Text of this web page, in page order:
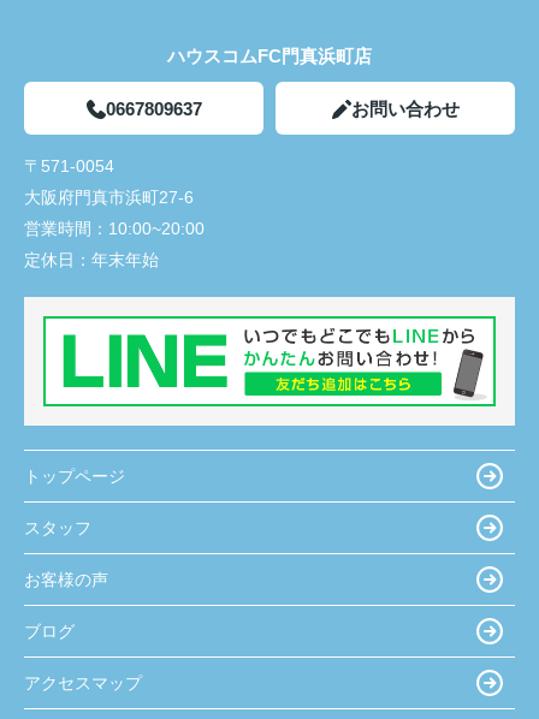
ハウスコムFC門真浜町店
0667809637 お問い合わせ
〒571-0054
大阪府門真市浜町27-6
営業時間： 10:00~20:00
定休日： 年末年始
トップページ
スタッフ
お客様の声
ブログ
アクセスマップ